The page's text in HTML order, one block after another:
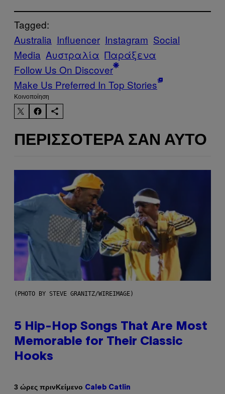
Tagged:
Australia Influencer Instagram Social
Media Αυστραλία Παράξενα
Follow Us On Discover
Make Us Preferred In Top Stories
Kοινοποίηση
ΠΕΡΙΣΣΌΤΕΡΑ ΣΑΝ ΑΥΤΌ
(PHOTO BY STEVE GRANITZ/WIREIMAGE)
5 Hip-Hop Songs That Are Most
Memorable for Their Classic
Hooks
3 ώρες πρινΚείμενο Caleb Catlin